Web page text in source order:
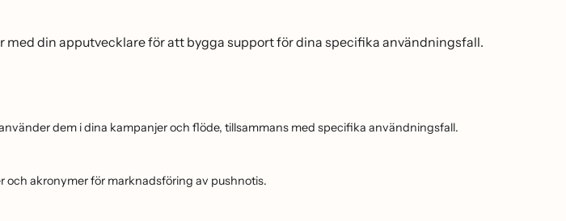
din apputvecklare för att bygga support för dina specifika användningsfall.
dem i dina kampanjer och flöde, tillsammans med specifika användningsfall.
och akronymer för marknadsföring av pushnotis.